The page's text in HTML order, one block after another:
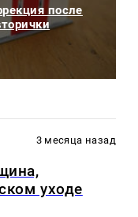
после
3 месяца назад
уходе